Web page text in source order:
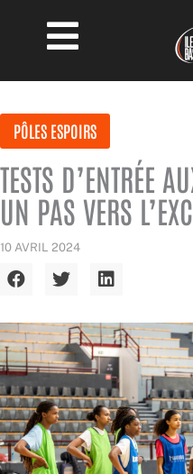
contenu
PÔLES ESPOIRS
TESTS D’ENTRÉE
UN PAS VERS
10 AVRIL 2024